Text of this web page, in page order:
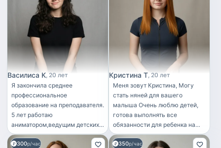
интересно. Вообще я очень
творческий человек, люблю
рисовать, петь, танцевать. Так
же увлекаюсь фотосъёмкой и
иногда даже устраиваю
индивидуальные фотосессии.
Опыт работы няней у меня
только неофициальный ,
младших брата. Но я очень
люблю детей и хорошо с ними
лажу. Это ведь так важно —
найти подход к каждому
маленькому человеку.
Пожалеть и вместе
развлекательных занятий;
обеспечение безопасности
ребёнка; проведение
творческих и подвижных игр;
помощь с домашними
заданиями (начальная школа);
соблюдение режима дня.
Личные качества:
ответственная, добрая,
энергичная, терпеливая, легко
нахожу общий язык с детьми.
Готовность: полный/неполный
Василиса К 20 лет
Я закончила среднее
профессиональное
образование на преподавателя.
5 лет работаю
аниматором,ведущим детских
праздников,бэйбиситером,
вожатым в детских лагерях.С
Кристина Т 20 лет
Меня зовут Кристина, Могу
стать няней для вашего
малыша Очень люблю детей,
готова выполнять все
обязанности для ребенка на
время вашего убывания. Опыт
работы с детьми есть. Сидела
300р/час 350р/час